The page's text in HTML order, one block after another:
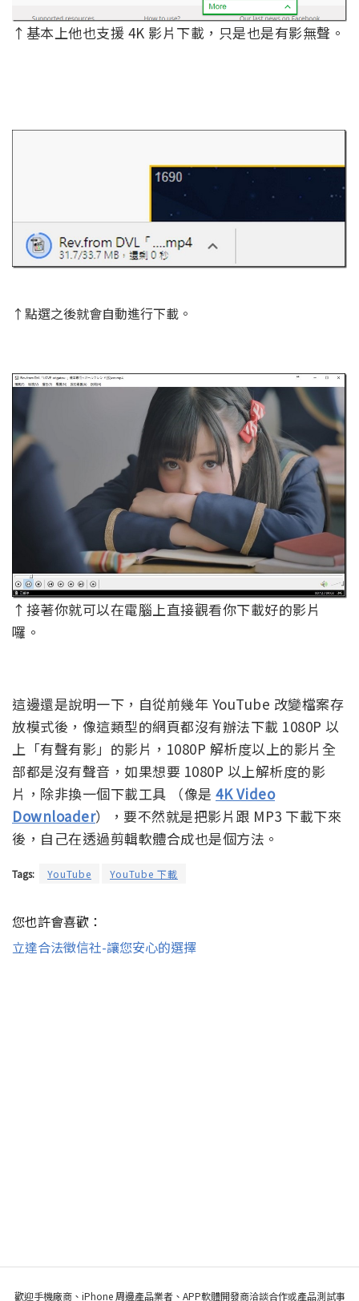
↑基本上他也支援 4K 影片下載，只是也是有影無聲。
↑點選之後就會自動進行下載。
↑接著你就可以在電腦上直接觀看你下載好的影片
囉。
這邊還是說明一下，自從前幾年 YouTube 改變檔案存
放模式後，像這類型的網頁都沒有辦法下載 1080P 以
上「有聲有影」的影片，1080P 解析度以上的影片全
部都是沒有聲音，如果想要 1080P 以上解析度的影
片，除非換一個下載工具 （像是 4K Video
Downloader），要不然就是把影片跟 MP3 下載下來
後，自己在透過剪輯軟體合成也是個方法。
Tags: YouTube YouTube 下載
您也許會喜歡：
立達合法徵信社-讓您安心的選擇
歡迎手機廠商、iPhone 周邊產品業者、APP軟體開發商洽談合作或產品測試事